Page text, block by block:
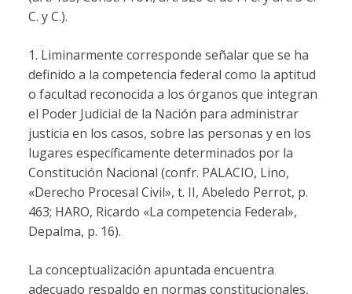
C. y C.).
1. Liminarmente corresponde señalar que se ha
definido a la competencia federal como la aptitud
o facultad reconocida a los órganos que integran
el Poder Judicial de la Nación para administrar
justicia en los casos, sobre las personas y en los
lugares específicamente determinados por la
Constitución Nacional (confr. PALACIO, Lino,
«Derecho Procesal Civil», t. II, Abeledo Perrot, p.
463; HARO, Ricardo «La competencia Federal»,
Depalma, p. 16).
La conceptualización apuntada encuentra
adecuado respaldo en normas constitucionales,